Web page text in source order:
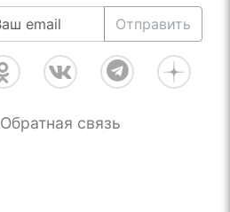
Отправить
Обратная связь